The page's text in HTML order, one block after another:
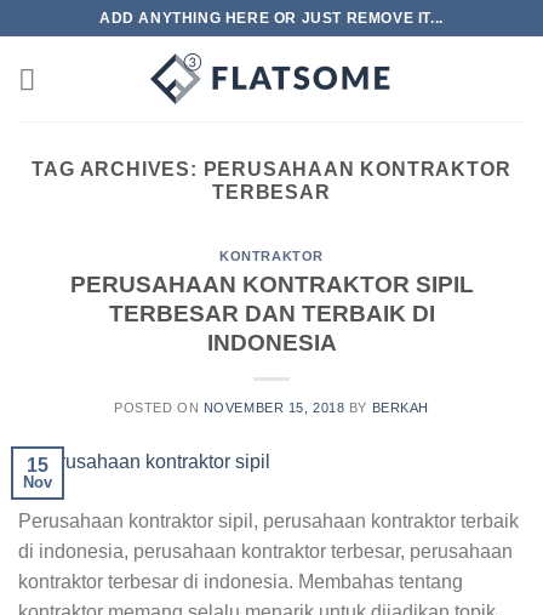
content
ADD ANYTHING HERE OR JUST REMOVE IT...
TAG ARCHIVES: PERUSAHAAN KONTRAKTOR
TERBESAR
KONTRAKTOR
PERUSAHAAN KONTRAKTOR SIPIL
TERBESAR DAN TERBAIK DI
INDONESIA
POSTED ON NOVEMBER 15, 2018 BY BERKAH
15
Nov
Perusahaan kontraktor sipil, perusahaan kontraktor terbaik
di indonesia, perusahaan kontraktor terbesar, perusahaan
kontraktor terbesar di indonesia. Membahas tentang